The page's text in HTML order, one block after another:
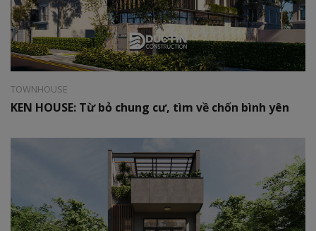
Style:Modern
Area:06 x 25m
TOWNHOUSE
KEN HOUSE: Từ bỏ chung cư, tìm về chốn bình yên